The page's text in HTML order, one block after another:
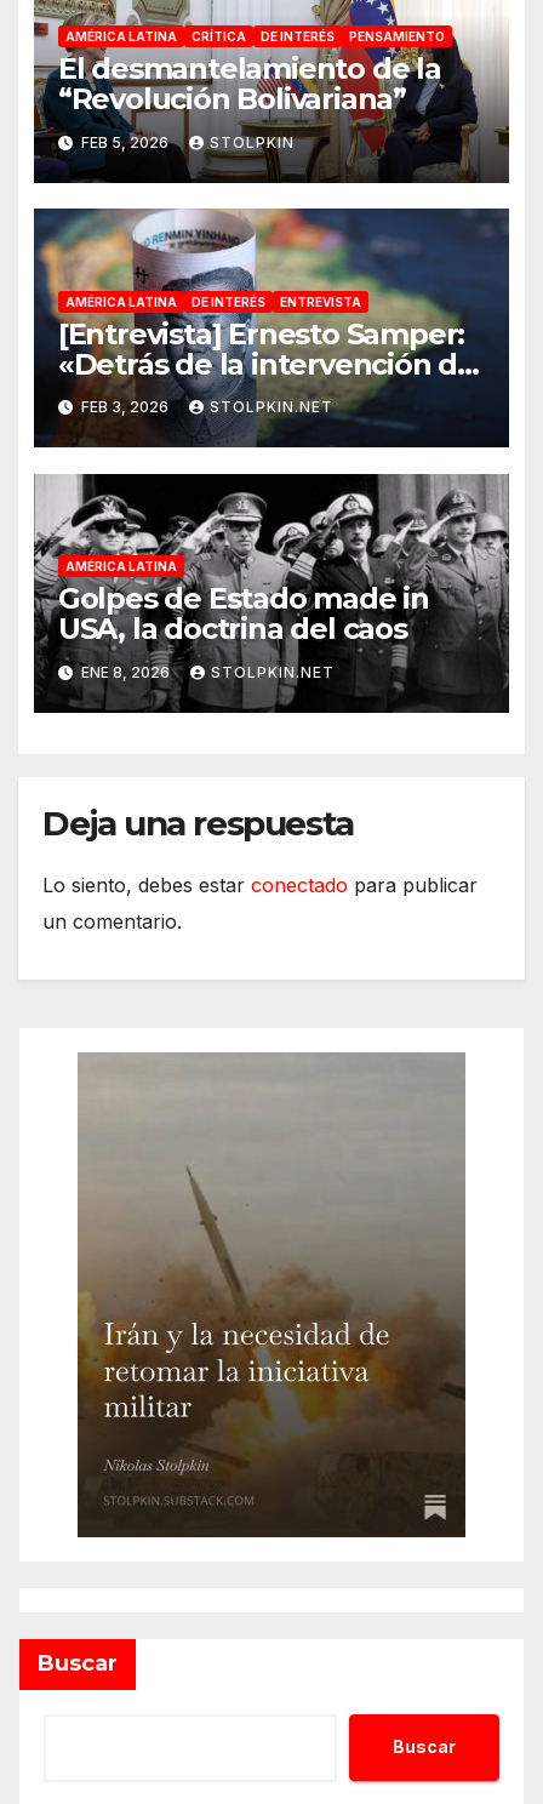
AMÉRICA LATINA CRÍTICA DE INTERÉS PENSAMIENTO
El desmantelamiento de la
“Revolución Bolivariana”
FEB 5, 2026 STOLPKIN
AMÉRICA LATINA DE INTERÉS ENTREVISTA
[Entrevista] Ernesto Samper:
«Detrás de la intervención de
EE.UU. en Venezuela está la
intención de Trump de frenar
a China»
FEB 3, 2026 STOLPKIN.NET
AMÉRICA LATINA
Golpes de Estado made in
USA, la doctrina del caos
ENE 8, 2026 STOLPKIN.NET
Deja una respuesta
Lo siento, debes estar conectado para publicar
un comentario.
Buscar
Buscar